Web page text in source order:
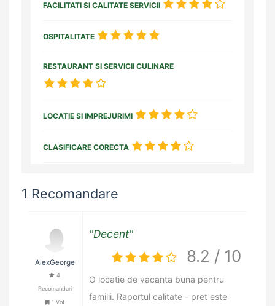
FACILITATI SI CALITATE SERVICII
OSPITALITATE
RESTAURANT SI SERVICII CULINARE
LOCATIE SI IMPREJURIMI
CLASIFICARE CORECTA
1 Recomandare
AlexGeorge
4
Recomandari
1 Vot
"Decent"
8.2 / 10
O locatie de vacanta buna pentru
familii. Raportul calitate - pret este